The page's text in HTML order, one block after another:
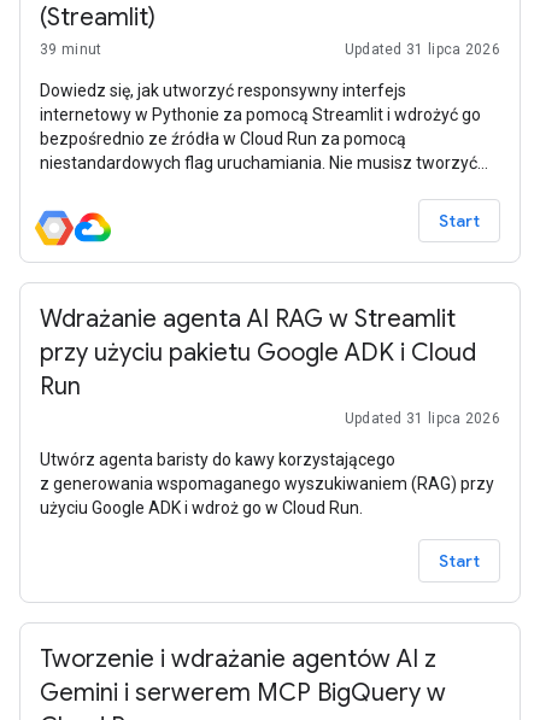
(Streamlit)
39 minut Updated 31 lipca 2026
Dowiedz się, jak utworzyć responsywny interfejs
internetowy w Pythonie za pomocą Streamlit i wdrożyć go
bezpośrednio ze źródła w Cloud Run za pomocą
niestandardowych flag uruchamiania. Nie musisz tworzyć
Start
Wdrażanie agenta AI RAG w Streamlit
przy użyciu pakietu Google ADK i Cloud
Run
Updated 31 lipca 2026
Utwórz agenta baristy do kawy korzystającego
z generowania wspomaganego wyszukiwaniem (RAG) przy
użyciu Google ADK i wdroż go w Cloud Run.
Start
Tworzenie i wdrażanie agentów AI z
Gemini i serwerem MCP BigQuery w